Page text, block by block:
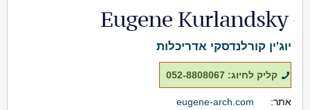
יוג'ין קורלנדסקי אדריכלות
קליק לחיוג: 052-8808067
אתר: eugene-arch.com